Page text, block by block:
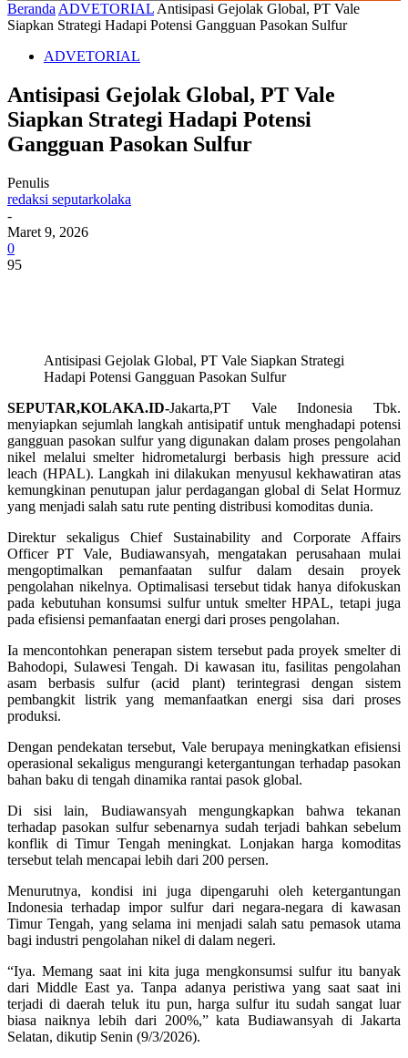
Beranda ADVETORIAL Antisipasi Gejolak Global, PT Vale
Siapkan Strategi Hadapi Potensi Gangguan Pasokan Sulfur
ADVETORIAL
Antisipasi Gejolak Global, PT Vale
Siapkan Strategi Hadapi Potensi
Gangguan Pasokan Sulfur
Penulis
redaksi seputarkolaka
-
Maret 9, 2026
0
95
Antisipasi Gejolak Global, PT Vale Siapkan Strategi
Hadapi Potensi Gangguan Pasokan Sulfur
SEPUTAR,KOLAKA.ID-Jakarta,PT Vale Indonesia Tbk.
menyiapkan sejumlah langkah antisipatif untuk menghadapi potensi
gangguan pasokan sulfur yang digunakan dalam proses pengolahan
nikel melalui smelter hidrometalurgi berbasis high pressure acid
leach (HPAL). Langkah ini dilakukan menyusul kekhawatiran atas
kemungkinan penutupan jalur perdagangan global di Selat Hormuz
yang menjadi salah satu rute penting distribusi komoditas dunia.
Direktur sekaligus Chief Sustainability and Corporate Affairs
Officer PT Vale, Budiawansyah, mengatakan perusahaan mulai
mengoptimalkan pemanfaatan sulfur dalam desain proyek
pengolahan nikelnya. Optimalisasi tersebut tidak hanya difokuskan
pada kebutuhan konsumsi sulfur untuk smelter HPAL, tetapi juga
pada efisiensi pemanfaatan energi dari proses pengolahan.
Ia mencontohkan penerapan sistem tersebut pada proyek smelter di
Bahodopi, Sulawesi Tengah. Di kawasan itu, fasilitas pengolahan
asam berbasis sulfur (acid plant) terintegrasi dengan sistem
pembangkit listrik yang memanfaatkan energi sisa dari proses
produksi.
Dengan pendekatan tersebut, Vale berupaya meningkatkan efisiensi
operasional sekaligus mengurangi ketergantungan terhadap pasokan
bahan baku di tengah dinamika rantai pasok global.
Di sisi lain, Budiawansyah mengungkapkan bahwa tekanan
terhadap pasokan sulfur sebenarnya sudah terjadi bahkan sebelum
konflik di Timur Tengah meningkat. Lonjakan harga komoditas
tersebut telah mencapai lebih dari 200 persen.
Menurutnya, kondisi ini juga dipengaruhi oleh ketergantungan
Indonesia terhadap impor sulfur dari negara-negara di kawasan
Timur Tengah, yang selama ini menjadi salah satu pemasok utama
bagi industri pengolahan nikel di dalam negeri.
“Iya. Memang saat ini kita juga mengkonsumsi sulfur itu banyak
dari Middle East ya. Tanpa adanya peristiwa yang saat saat ini
terjadi di daerah teluk itu pun, harga sulfur itu sudah sangat luar
biasa naiknya lebih dari 200%,” kata Budiawansyah di Jakarta
Selatan, dikutip Senin (9/3/2026).